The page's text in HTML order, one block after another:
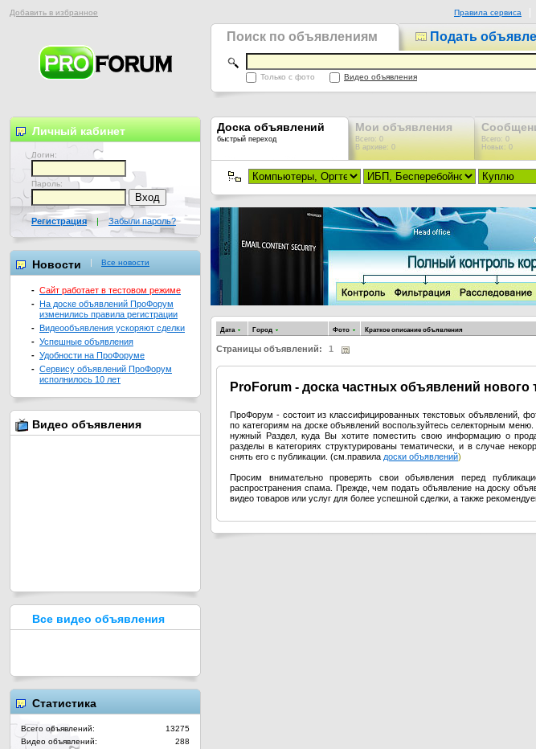
Добавить в избранное Правила сервиса
Поиск по объявлениям Подать
Только с фото Видео объявления
Доска объявлений
быстрый переход
Мои объявления
Всего: 0
В архиве: 0
Всего: 0
Новых: 0
Дата Город Фото Краткое описание объявления
Страницы объявлений: 1
ProForum - доска частных объявлений нового
ПроФорум - состоит из классифицированных текстовых объявлений,
по категориям на доске объявлений воспользуйтесь селекторным
нужный Раздел, куда Вы хотите поместить свою информацию о
разделы в категориях структурированы тематически, и в случае
снять его с публикации. (см.правила доски объявлений)
Просим внимательно проверять свои объявления перед
распространения спама. Прежде, чем подать объявление на доску
видео товаров или услуг для более успешной сделки, а также
Личный кабинет
Логин:
Пароль:
Регистрация | Забыли пароль?
Новости Все новости
- Сайт работает в тестовом режиме
- На доске объявлений ПроФорум
изменились правила регистрации
- Видеообъявления ускоряют сделки
- Успешные объявления
- Удобности на ПроФоруме
- Сервису объявлений ПроФорум
исполнилось 10 лет
Видео объявления
Все видео объявления
Статистика
Всего объявлений:
13275
Видео объявлений:
288